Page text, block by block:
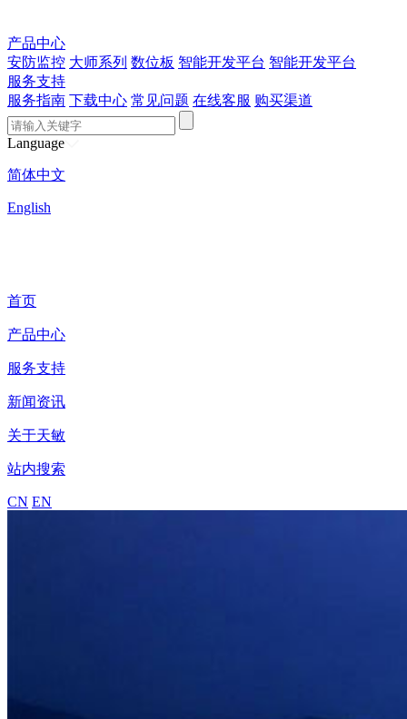
产品中心
安防监控 大师系列 数位板 智能开发平台 智能开发平台
服务支持
服务指南 下载中心 常见问题 在线客服 购买渠道
Language
简体中文
English
首页
产品中心
服务支持
新闻资讯
关于天敏
站内搜索
CN EN